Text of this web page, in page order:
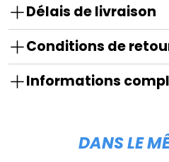
Délais de livraison
Conditions de
Informations
DANS LE